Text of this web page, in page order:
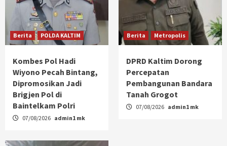
Berita POLDA KALTIM
Kombes Pol Hadi
Wiyono Pecah Bintang,
Dipromosikan Jadi
Brigjen Pol di
Baintelkam Polri
07/08/2026 admin1 mk
Berita Metropolis
DPRD Kaltim Dorong
Percepatan
Pembangunan Bandara
Tanah Grogot
07/08/2026 admin1 mk